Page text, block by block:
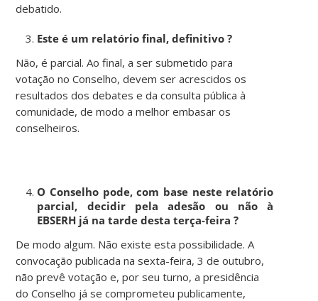
debatido.
Este é um relatório final, definitivo ?
Não, é parcial. Ao final, a ser submetido para
votação no Conselho, devem ser acrescidos os
resultados dos debates e da consulta pública à
comunidade, de modo a melhor embasar os
conselheiros.
O Conselho pode, com base neste relatório
parcial, decidir pela adesão ou não à
EBSERH já na tarde desta terça-feira ?
De modo algum. Não existe esta possibilidade. A
convocação publicada na sexta-feira, 3 de outubro,
não prevê votação e, por seu turno, a presidência
do Conselho já se comprometeu publicamente,